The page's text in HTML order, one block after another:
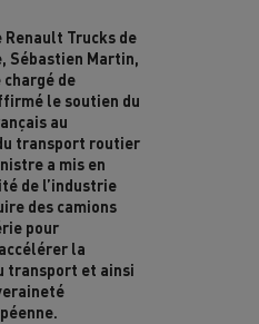
Renault Trucks de
Sébastien Martin,
de
le soutien du
au
transport routier
a mis en
de l’industrie
des camions
pour
la
transport et ainsi